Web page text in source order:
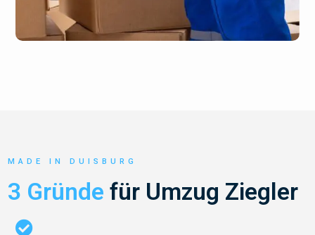
MADE IN DUISBURG
3 Gründe für Umzug Ziegler